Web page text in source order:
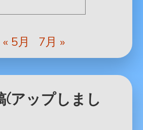
« 5月 7月 »
(アップしまし